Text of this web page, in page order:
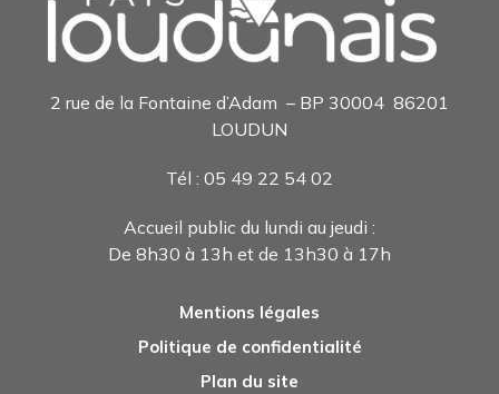
2 rue de la Fontaine d’Adam – BP 30004 86201
LOUDUN
Tél : 05 49 22 54 02
Accueil public du lundi au jeudi :
De 8h30 à 13h et de 13h30 à 17h
Mentions légales
Politique de confidentialité
Plan du site